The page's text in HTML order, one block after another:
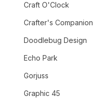
Craft O'Clock
Crafter's Companion
Doodlebug Design
Echo Park
Gorjuss
Graphic 45